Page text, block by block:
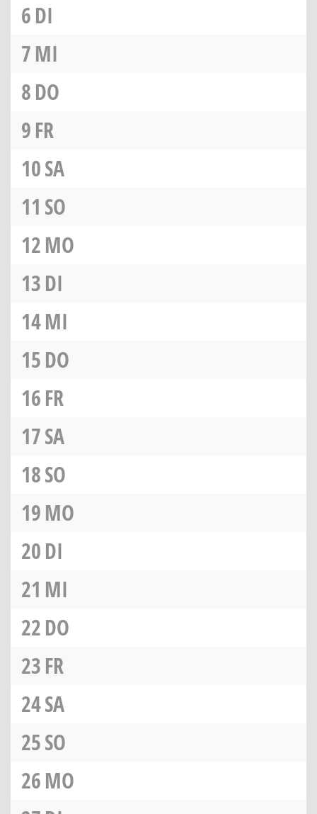
6DI
7MI
8DO
9FR
10SA
11 SO
12MO
13DI
14MI
15DO
16FR
17SA
18SO
19MO
20DI
21 MI
22DO
23FR
24SA
25SO
26MO